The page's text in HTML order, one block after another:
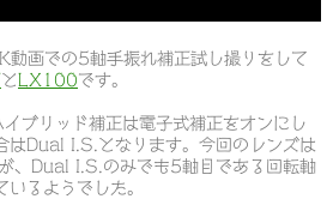
動画での5軸手振れ補正試し撮りをして
と LX100です。
ブリッド補正は電子式補正をオンにし
はDual I.S.となります。今回のレンズは
、Dual I.S.のみでも5軸目である回転軸
るようでした。